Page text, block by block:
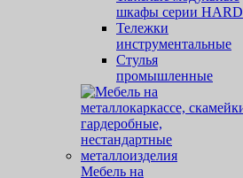
шкафы серии HARD
Тележки
инструментальные
Стулья
промышленные
Мебель на